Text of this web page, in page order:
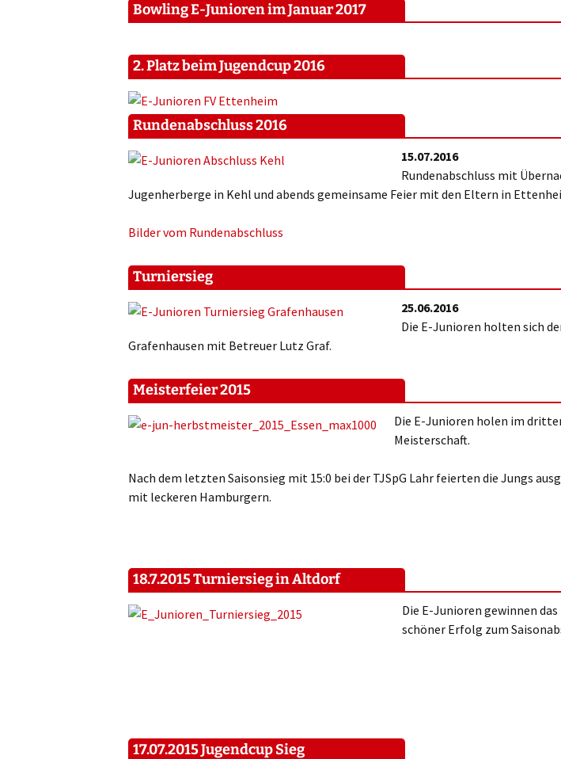
Bowling E-Junioren im Januar 2017
2. Platz beim Jugendcup 2016
Rundenabschluss 2016
15.07.2016
Rundenabschluss mit
Jugenherberge in Kehl und abends gemeinsame Feier mit den Eltern in
Bilder vom Rundenabschluss
Turniersieg
25.06.2016
Die E-Junioren holten sich
Grafenhausen mit Betreuer Lutz Graf.
Meisterfeier 2015
Die E-Junioren holen im
Meisterschaft.
Nach dem letzten Saisonsieg mit 15:0 bei der TJSpG Lahr feierten die Jungs
mit leckeren Hamburgern.
18.7.2015 Turniersieg in Altdorf
Die E-Junioren gewinnen
schöner Erfolg zum
17.07.2015 Jugendcup Sieg